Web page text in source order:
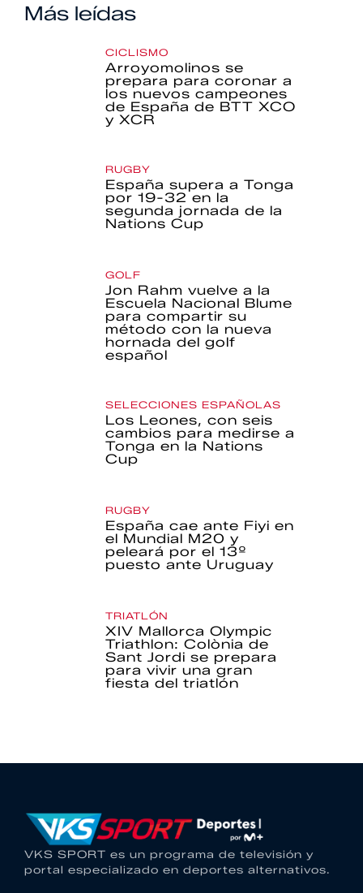
Más leídas
CICLISMO
Arroyomolinos se
prepara para coronar a
los nuevos campeones
de España de BTT XCO
y XCR
RUGBY
España supera a Tonga
por 19-32 en la
segunda jornada de la
Nations Cup
GOLF
Jon Rahm vuelve a la
Escuela Nacional Blume
para compartir su
método con la nueva
hornada del golf
español
SELECCIONES ESPAÑOLAS
Los Leones, con seis
cambios para medirse a
Tonga en la Nations
Cup
RUGBY
España cae ante Fiyi en
el Mundial M20 y
peleará por el 13º
puesto ante Uruguay
TRIATLÓN
XIV Mallorca Olympic
Triathlon: Colònia de
Sant Jordi se prepara
para vivir una gran
fiesta del triatlón
VKS SPORT es un programa de televisión y
portal especializado en deportes alternativos.